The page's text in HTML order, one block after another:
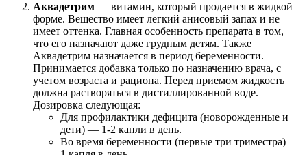
Аквадетрим — витамин, который продается в жидкой
форме. Вещество имеет легкий анисовый запах и не
имеет оттенка. Главная особенность препарата в том,
что его назначают даже грудным детям. Также
Аквадетрим назначается в период беременности.
Принимается добавка только по назначению врача, с
учетом возраста и рациона. Перед приемом жидкость
должна растворяться в дистиллированной воде.
Дозировка следующая:
Для профилактики дефицита (новорожденные и
дети) — 1-2 капли в день.
Во время беременности (первые три триместра) —